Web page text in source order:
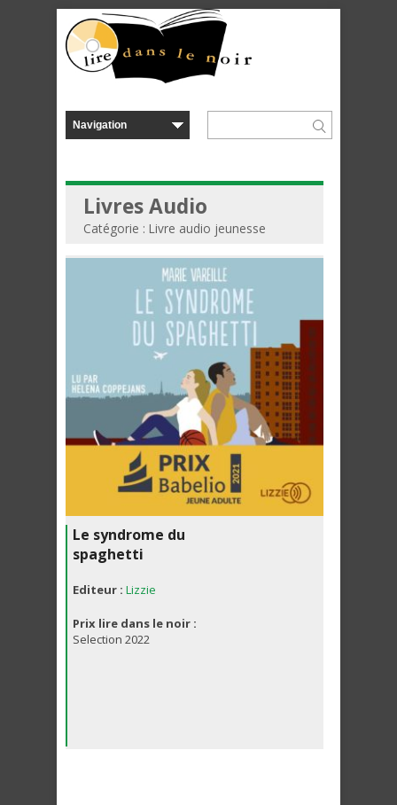
Livres Audio
Catégorie : Livre audio jeunesse
Le syndrome du
spaghetti
Editeur : Lizzie
Prix lire dans le noir :
Selection 2022